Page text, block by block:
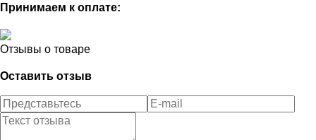
Принимаем к оплате:
Отзывы о товаре
Оставить отзыв